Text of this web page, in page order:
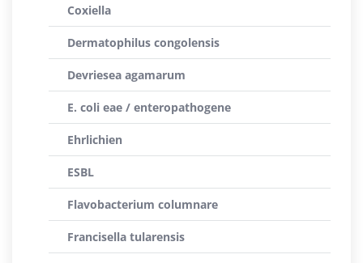
Coxiella
Dermatophilus congolensis
Devriesea agamarum
E. coli eae / enteropathogene
Ehrlichien
ESBL
Flavobacterium columnare
Francisella tularensis